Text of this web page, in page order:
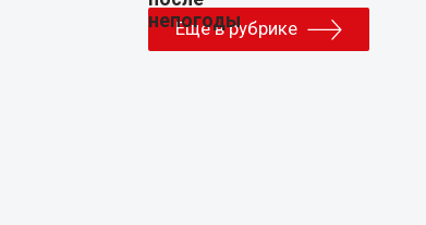
Еще в рубрике